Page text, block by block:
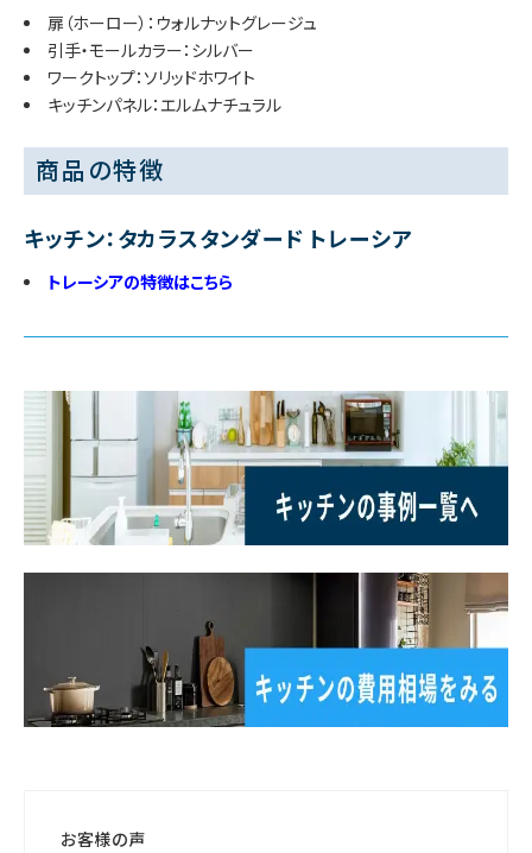
扉（ホーロー）：ウォルナットグレージュ
引手・モールカラー：シルバー
ワークトップ：ソリッドホワイト
キッチンパネル：エルムナチュラル
商品の特徴
キッチン：タカラスタンダード トレーシア
トレーシアの特徴はこちら
お客様の声